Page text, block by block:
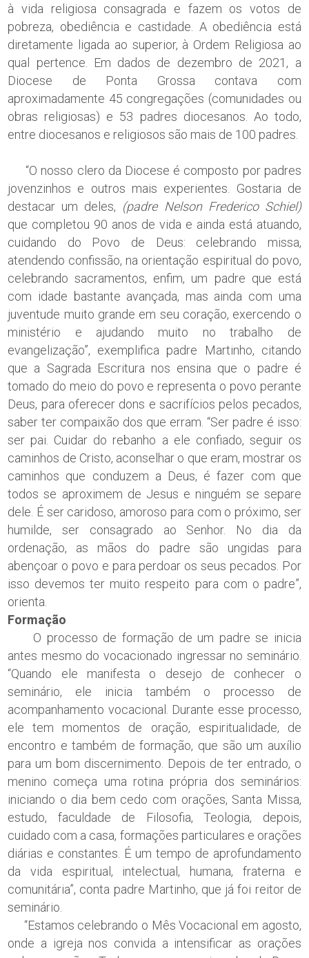
à vida religiosa consagrada e fazem os votos de
pobreza, obediência e castidade. A obediência está
diretamente ligada ao superior, à Ordem Religiosa ao
qual pertence. Em dados de dezembro de 2021, a
Diocese de Ponta Grossa contava com
aproximadamente 45 congregações (comunidades ou
obras religiosas) e 53 padres diocesanos. Ao todo,
entre diocesanos e religiosos são mais de 100 padres.
“O nosso clero da Diocese é composto por padres
jovenzinhos e outros mais experientes. Gostaria de
destacar um deles, (padre Nelson Frederico Schiel)
que completou 90 anos de vida e ainda está atuando,
cuidando do Povo de Deus: celebrando missa,
atendendo confissão, na orientação espiritual do povo,
celebrando sacramentos, enfim, um padre que está
com idade bastante avançada, mas ainda com uma
juventude muito grande em seu coração, exercendo o
ministério e ajudando muito no trabalho de
evangelização”, exemplifica padre Martinho, citando
que a Sagrada Escritura nos ensina que o padre é
tomado do meio do povo e representa o povo perante
Deus, para oferecer dons e sacrifícios pelos pecados,
saber ter compaixão dos que erram. “Ser padre é isso:
ser pai. Cuidar do rebanho a ele confiado, seguir os
caminhos de Cristo, aconselhar o que eram, mostrar os
caminhos que conduzem a Deus, é fazer com que
todos se aproximem de Jesus e ninguém se separe
dele. É ser caridoso, amoroso para com o próximo, ser
humilde, ser consagrado ao Senhor. No dia da
ordenação, as mãos do padre são ungidas para
abençoar o povo e para perdoar os seus pecados. Por
isso devemos ter muito respeito para com o padre”,
orienta.
Formação
O processo de formação de um padre se inicia
antes mesmo do vocacionado ingressar no seminário.
“Quando ele manifesta o desejo de conhecer o
seminário, ele inicia também o processo de
acompanhamento vocacional. Durante esse processo,
ele tem momentos de oração, espiritualidade, de
encontro e também de formação, que são um auxílio
para um bom discernimento. Depois de ter entrado, o
menino começa uma rotina própria dos seminários:
iniciando o dia bem cedo com orações, Santa Missa,
estudo, faculdade de Filosofia, Teologia, depois,
cuidado com a casa, formações particulares e orações
diárias e constantes. É um tempo de aprofundamento
da vida espiritual, intelectual, humana, fraterna e
comunitária”, conta padre Martinho, que já foi reitor de
seminário.
“Estamos celebrando o Mês Vocacional em agosto,
onde a igreja nos convida a intensificar as orações